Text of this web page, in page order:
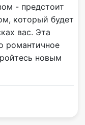
- предстоит
который будет
вас. Эта
романтичное
новым